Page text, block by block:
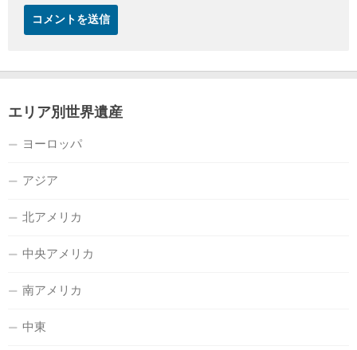
エリア別世界遺産
ヨーロッパ
アジア
北アメリカ
中央アメリカ
南アメリカ
中東